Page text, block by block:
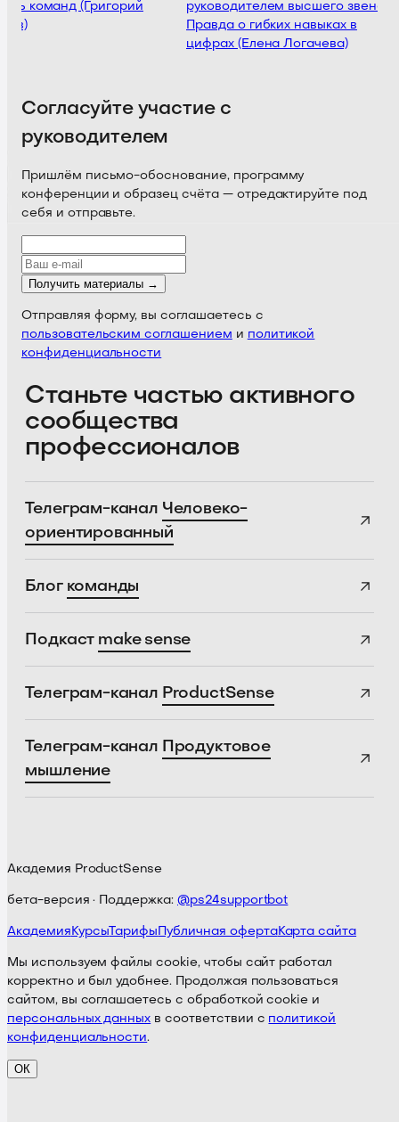
команд (Григорий
руководителем высшего звена:
Правда о гибких навыках в
цифрах (Елена Логачева)
Согласуйте участие с
руководителем
Пришлём письмо-обоснование, программу
конференции и образец счёта — отредактируйте под
себя и отправьте.
Получить материалы →
Отправляя форму, вы соглашаетесь с
пользовательским соглашением и политикой
конфиденциальности
Станьте частью активного
сообщества
профессионалов
Телеграм-канал Человеко-
ориентированный
Блог команды
Подкаст make sense
Телеграм-канал ProductSense
Телеграм-канал Продуктовое
мышление
Академия ProductSense
бета-версия · Поддержка: @ps24supportbot
Академия КурсыТарифы Публичная офертаКарта сайта
Мы используем файлы cookie, чтобы сайт работал
корректно и был удобнее. Продолжая пользоваться
сайтом, вы соглашаетесь с обработкой cookie и
персональных данных в соответствии с политикой
конфиденциальности.
ОК